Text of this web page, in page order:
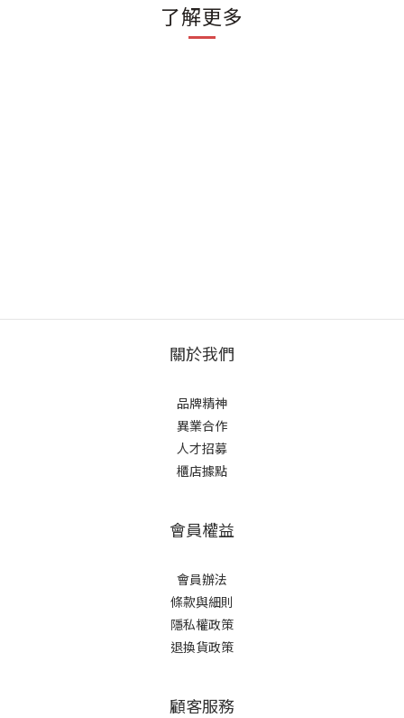
了解更多
關於我們
品牌精神
異業合作
人才招募
櫃店據點
會員權益
會員辦法
條款與細則
隱私權政策
退換貨政策
顧客服務